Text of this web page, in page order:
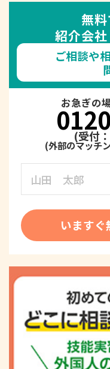
無
紹介会
ご相談や
お急ぎの
(受付
います